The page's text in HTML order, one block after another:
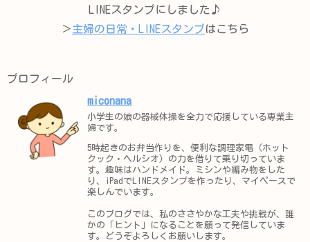
LINEスタンプにしました♪
＞主婦の日常・LINEスタンプはこちら
プロフィール
miconana
小学生の娘の器械体操を全力で応援している専業主
婦です。
5時起きのお弁当作りを、便利な調理家電（ホット
クック・ヘルシオ）の力を借りて乗り切っていま
す。趣味はハンドメイド。ミシンや編み物をした
り、iPadでLINEスタンプを作ったり、マイペースで
楽しんでいます。
このブログでは、私のささやかな工夫や挑戦が、誰
かの「ヒント」になることを願って発信していま
す。どうぞよろしくお願いします。